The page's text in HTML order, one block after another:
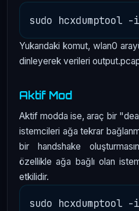
Yukarıdaki komut, wlan0
dinleyerek verileri
Aktif Mod
Aktif modda ise, araç bir
istemcileri ağa tekrar
bir handshake
özellikle ağa bağlı olan
etkilidir.